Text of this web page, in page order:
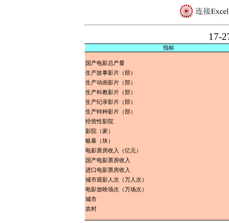
17-
指标
国产电影总产量
生产故事影片（部）
生产动画影片（部）
生产科教影片（部）
生产纪录影片（部）
生产特种影片（部）
经营性影院
影院（家）
银幕（块）
电影票房收入（亿元）
国产电影票房收入
进口电影票房收入
城市观影人次（万人次）
电影放映场次（万场次）
城市
农村